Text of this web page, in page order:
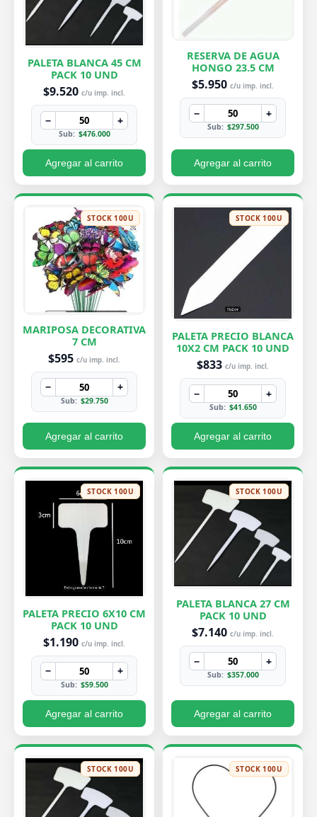
PALETA BLANCA 45 CM
PACK 10 UND
$9.520 c/u imp. incl.
− +
Sub: $476.000
Agregar al carrito
RESERVA DE AGUA
HONGO 23.5 CM
$5.950 c/u imp. incl.
− +
Sub: $297.500
Agregar al carrito
STOCK 100U
MARIPOSA DECORATIVA
7 CM
$595 c/u imp. incl.
− +
Sub: $29.750
Agregar al carrito
STOCK 100U
PALETA PRECIO BLANCA
10X2 CM PACK 10 UND
$833 c/u imp. incl.
− +
Sub: $41.650
Agregar al carrito
STOCK 100U
PALETA PRECIO 6X10 CM
PACK 10 UND
$1.190 c/u imp. incl.
− +
Sub: $59.500
Agregar al carrito
STOCK 100U
PALETA BLANCA 27 CM
PACK 10 UND
$7.140 c/u imp. incl.
− +
Sub: $357.000
Agregar al carrito
STOCK 100U STOCK 100U